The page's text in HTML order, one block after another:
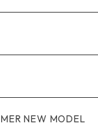
NEW MODEL